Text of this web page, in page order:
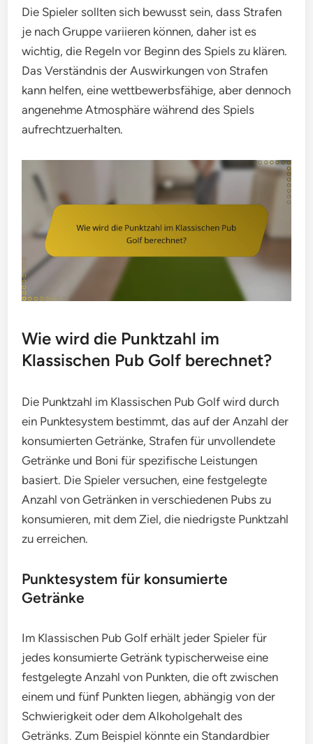
Die Spieler sollten sich bewusst sein, dass Strafen
je nach Gruppe variieren können, daher ist es
wichtig, die Regeln vor Beginn des Spiels zu klären.
Das Verständnis der Auswirkungen von Strafen
kann helfen, eine wettbewerbsfähige, aber dennoch
angenehme Atmosphäre während des Spiels
aufrechtzuerhalten.
Wie wird die Punktzahl im
Klassischen Pub Golf berechnet?
Die Punktzahl im Klassischen Pub Golf wird durch
ein Punktesystem bestimmt, das auf der Anzahl der
konsumierten Getränke, Strafen für unvollendete
Getränke und Boni für spezifische Leistungen
basiert. Die Spieler versuchen, eine festgelegte
Anzahl von Getränken in verschiedenen Pubs zu
konsumieren, mit dem Ziel, die niedrigste Punktzahl
zu erreichen.
Punktesystem für konsumierte
Getränke
Im Klassischen Pub Golf erhält jeder Spieler für
jedes konsumierte Getränk typischerweise eine
festgelegte Anzahl von Punkten, die oft zwischen
einem und fünf Punkten liegen, abhängig von der
Schwierigkeit oder dem Alkoholgehalt des
Getränks. Zum Beispiel könnte ein Standardbier